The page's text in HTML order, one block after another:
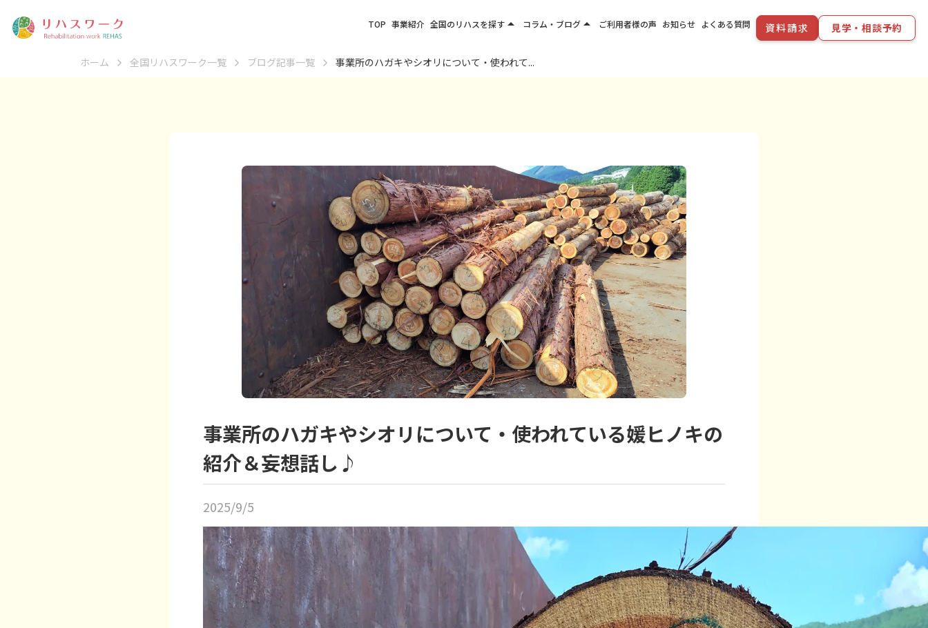
ホーム 全国リハスワーク一覧 ブログ記事一覧 事業所のハガキやシオリについて・使われて...
事業所のハガキやシオリについて・使われている媛ヒノキの
紹介＆妄想話し♪
2025/9/5
TOP 事業紹介 全国のリハスを探すarrow_drop_up
東北エリア
四国・九州エリア
コラム・ブログarrow_drop_up
事業所ブログ
ご利用者様の声 お知らせ よくある質問 資料請求 見学・相談予約